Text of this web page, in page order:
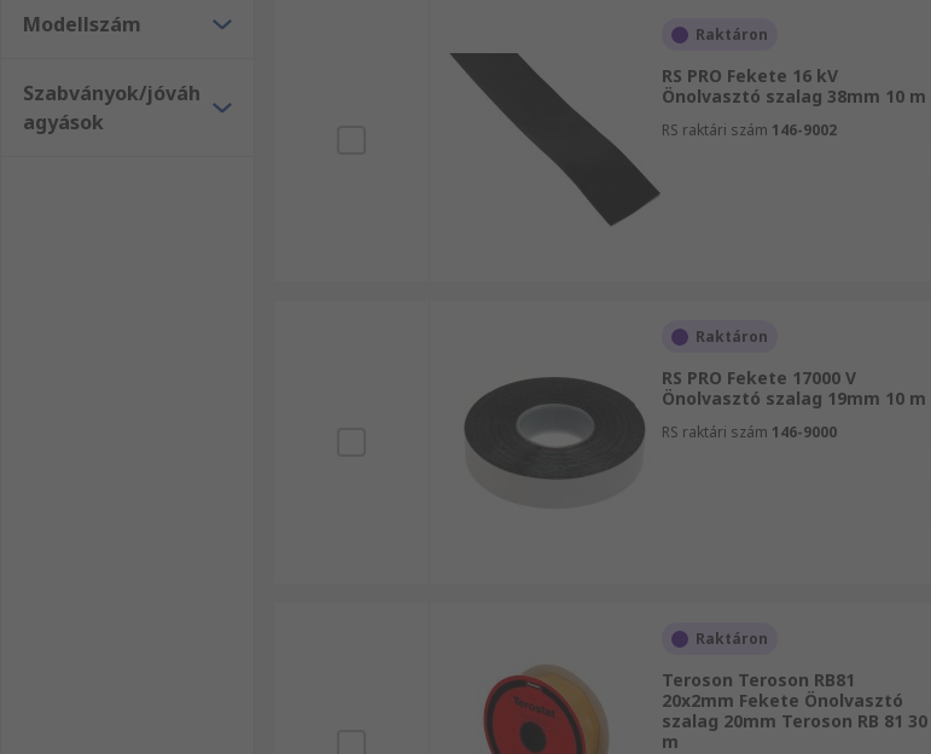
Modellszám
Szabványok/jóváh
agyások
Raktáron
RS PRO Fekete 16 kV
Önolvasztó szalag 38mm 10 m
RS raktári szám 146-9002
Raktáron
RS PRO Fekete 17000 V
Önolvasztó szalag 19mm 10 m
RS raktári szám 146-9000
Raktáron
Teroson Teroson RB81
20x2mm Fekete Önolvasztó
szalag 20mm Teroson RB 81 30
m